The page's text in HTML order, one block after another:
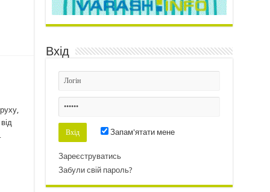
Вхід
Запам'ятати мене
Зареєструватись
Забули свій пароль?